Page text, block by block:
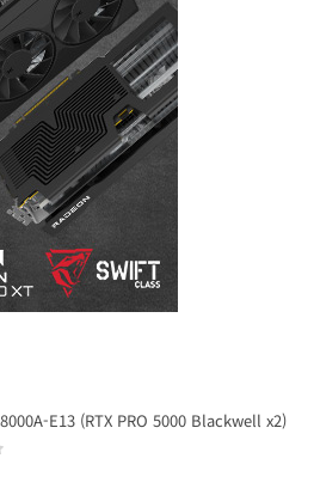
E13 (RTX PRO 5000 Blackwell x2)